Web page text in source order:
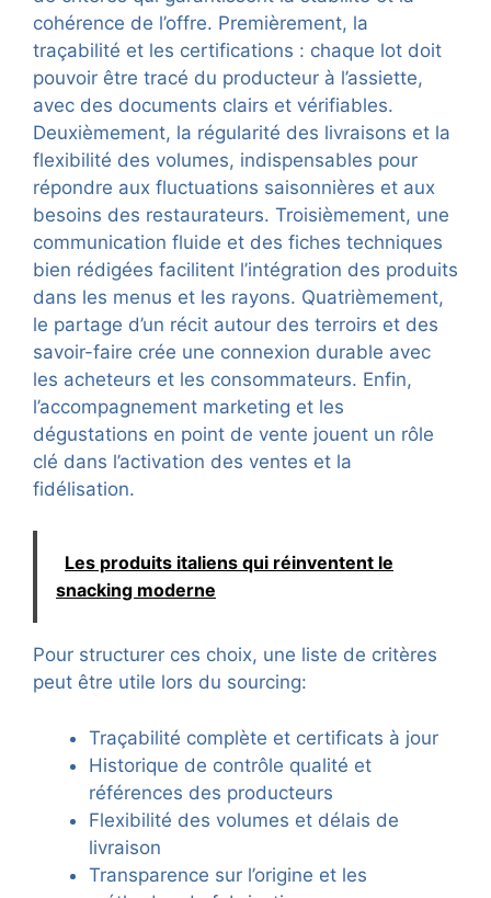
cohérence de l’offre. Premièrement, la
traçabilité et les certifications : chaque lot doit
pouvoir être tracé du producteur à l’assiette,
avec des documents clairs et vérifiables.
Deuxièmement, la régularité des livraisons et la
flexibilité des volumes, indispensables pour
répondre aux fluctuations saisonnières et aux
besoins des restaurateurs. Troisièmement, une
communication fluide et des fiches techniques
bien rédigées facilitent l’intégration des produits
dans les menus et les rayons. Quatrièmement,
le partage d’un récit autour des terroirs et des
savoir-faire crée une connexion durable avec
les acheteurs et les consommateurs. Enfin,
l’accompagnement marketing et les
dégustations en point de vente jouent un rôle
clé dans l’activation des ventes et la
fidélisation.
Les produits italiens qui réinventent le
snacking moderne
Pour structurer ces choix, une liste de critères
peut être utile lors du sourcing:
Traçabilité complète et certificats à jour
Historique de contrôle qualité et
références des producteurs
Flexibilité des volumes et délais de
livraison
Transparence sur l’origine et les